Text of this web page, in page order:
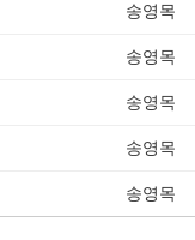
송영목
송영목
송영목
송영목
송영목